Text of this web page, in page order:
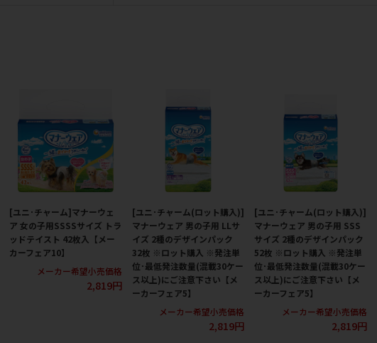
[ユニ･チャーム]マナーウェ
ア 女の子用SSSSサイズ トラ
ッドテイスト 42枚入【メー
カーフェア10】
メーカー希望小売価格
2,819円
[ユニ･チャーム(ロット購入)]
マナーウェア 男の子用 LLサ
イズ 2種のデザインパック
32枚 ※ロット購入 ※発注単
位･最低発注数量(混載30ケー
ス以上)にご注意下さい【メ
ーカーフェア5】
メーカー希望小売価格
2,819円
[ユニ･チャーム(ロット購入)]
マナーウェア 男の子用 SSS
サイズ 2種のデザインパック
52枚 ※ロット購入 ※発注単
位･最低発注数量(混載30ケー
ス以上)にご注意下さい【メ
ーカーフェア5】
メーカー希望小売価格
2,819円